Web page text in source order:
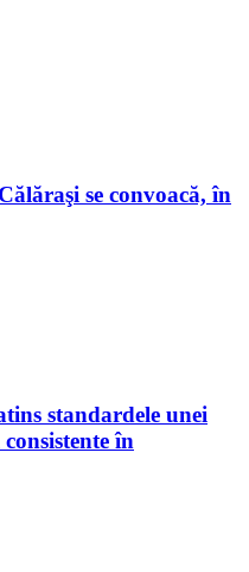
se convoacă, în
standardele unei
în